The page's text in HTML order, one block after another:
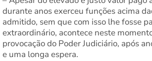
durante anos exerceu funções acima
admitido, sem que com isso lhe fosse
extraordinário, acontece neste
provocação do Poder Judiciário, após
e uma longa espera.